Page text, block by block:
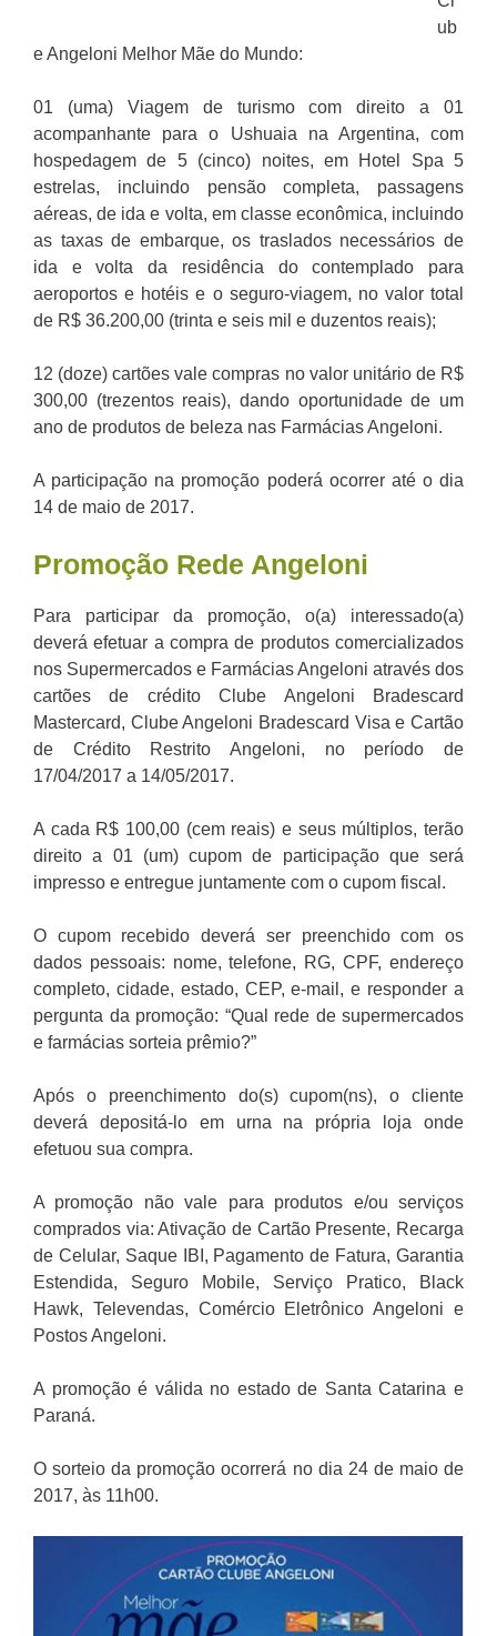
ub
e Angeloni Melhor Mãe do Mundo:
01 (uma) Viagem de turismo com direito a 01
acompanhante para o Ushuaia na Argentina, com
hospedagem de 5 (cinco) noites, em Hotel Spa 5
estrelas, incluindo pensão completa, passagens
aéreas, de ida e volta, em classe econômica, incluindo
as taxas de embarque, os traslados necessários de
ida e volta da residência do contemplado para
aeroportos e hotéis e o seguro-viagem, no valor total
de R$ 36.200,00 (trinta e seis mil e duzentos reais);
12 (doze) cartões vale compras no valor unitário de R$
300,00 (trezentos reais), dando oportunidade de um
ano de produtos de beleza nas Farmácias Angeloni.
A participação na promoção poderá ocorrer até o dia
14 de maio de 2017.
Promoção Rede Angeloni
Para participar da promoção, o(a) interessado(a)
deverá efetuar a compra de produtos comercializados
nos Supermercados e Farmácias Angeloni através dos
cartões de crédito Clube Angeloni Bradescard
Mastercard, Clube Angeloni Bradescard Visa e Cartão
de Crédito Restrito Angeloni, no período de
17/04/2017 a 14/05/2017.
A cada R$ 100,00 (cem reais) e seus múltiplos, terão
direito a 01 (um) cupom de participação que será
impresso e entregue juntamente com o cupom fiscal.
O cupom recebido deverá ser preenchido com os
dados pessoais: nome, telefone, RG, CPF, endereço
completo, cidade, estado, CEP, e-mail, e responder a
pergunta da promoção: “Qual rede de supermercados
e farmácias sorteia prêmio?”
Após o preenchimento do(s) cupom(ns), o cliente
deverá depositá-lo em urna na própria loja onde
efetuou sua compra.
A promoção não vale para produtos e/ou serviços
comprados via: Ativação de Cartão Presente, Recarga
de Celular, Saque IBI, Pagamento de Fatura, Garantia
Estendida, Seguro Mobile, Serviço Pratico, Black
Hawk, Televendas, Comércio Eletrônico Angeloni e
Postos Angeloni.
A promoção é válida no estado de Santa Catarina e
Paraná.
O sorteio da promoção ocorrerá no dia 24 de maio de
2017, às 11h00.